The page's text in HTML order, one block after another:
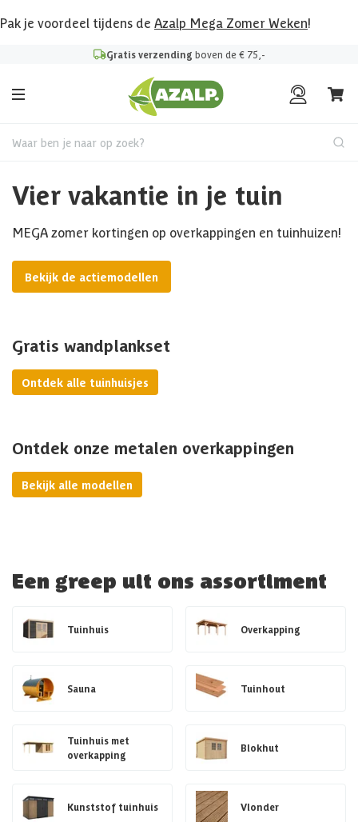
Pak je voordeel tijdens de Azalp Mega Zomer Weken!
Gratis verzending boven de € 75,-
Waar ben je naar op zoek?
Vier vakantie in je tuin
MEGA zomer kortingen op overkappingen en tuinhuizen!
Bekijk de actiemodellen
Gratis wandplankset
Ontdek alle tuinhuisjes
Ontdek onze metalen overkappingen
Bekijk alle modellen
Een greep uit ons assortiment
Tuinhuis Overkapping
Sauna Tuinhout
Tuinhuis met
overkapping
Blokhut
Kunststof tuinhuis Vlonder